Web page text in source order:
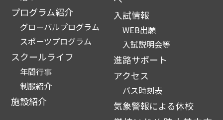
プログラム紹介
グローバルプログラム
スポーツプログラム
スクールライフ
年間行事
制服紹介
施設紹介
入試情報
WEB出願
入試説明会等
進路サポート
アクセス
バス時刻表
気象警報による休校